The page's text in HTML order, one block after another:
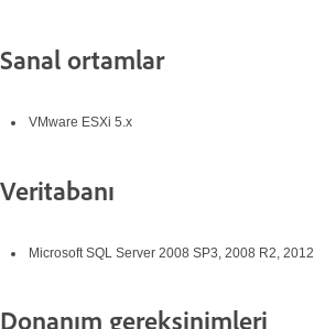
Sanal ortamlar
VMware ESXi 5.x
Veritabanı
Microsoft SQL Server 2008 SP3, 2008 R2, 2012
Donanım gereksinimleri